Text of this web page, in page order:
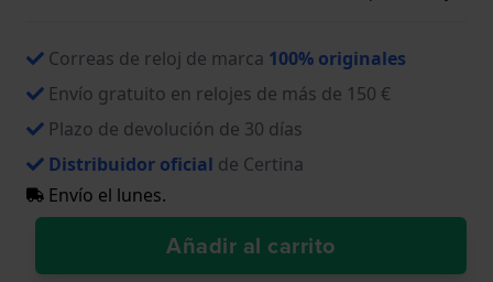
Correas de reloj de marca 100% originales
Envío gratuito en relojes de más de 150 €
Plazo de devolución de 30 días
Distribuidor oficial de Certina
Envío el lunes.
Añadir al carrito